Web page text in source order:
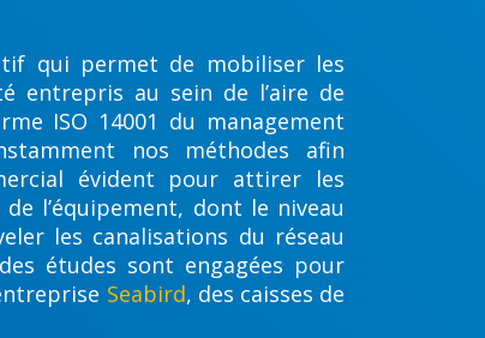
qui permet de mobiliser les
entrepris au sein de l’aire de
ISO 14001 du management
nos méthodes afin
évident pour attirer les
l’équipement, dont le niveau
les canalisations du réseau
études sont engagées pour
Seabird, des caisses de